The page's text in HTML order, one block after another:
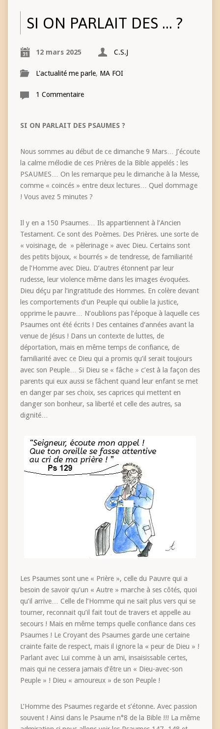
SI ON PARLAIT DES … ?
12 mars 2025 C.S.J
L'actualité me parle, MA FOI
1 Commentaire
SI ON PARLAIT DES PSAUMES ?
Nous sommes au début de ce dimanche 9 Mars… J’écoute
la calme mélodie de ces Prières de la Bible appelés : les
PSAUMES… On les remarque peu le dimanche à la Messe,
comme « coincés » entre deux lectures… Quel dommage
! Vous avez 5 minutes ?
Il y en a 150 Psaumes… Ils appartiennent à l’Ancien
Testament. Ce sont des Poèmes. Des Prières. une sorte de
« voisinage, de » pèlerinage » avec Dieu. Certains sont
des petits bijoux, « bourrés » de tendresse, de familiarité
de l’Homme avec Dieu. D’autres étonnent par leur
rudesse, leur violence même dans les images évoquées.
Dieu déçu par l’ingratitude des Hommes. En colère devant
les comportements d’un Peuple qui oublie la justice,
opprime le pauvre… N’oublions pas l’époque à laquelle ces
Psaumes ont été écrits ! Des centaines d’années avant la
venue de Jésus ! Dans un contexte de luttes, de
déportation, mais en même temps de confiance, de
familiarité avec ce Dieu qui a promis qu’il serait toujours
avec son Peuple… Si Dieu se « fâche » c’est à la façon des
parents qui eux aussi se fâchent quand leur enfant se met
en danger par ses choix, ses caprices qui mettent en
danger son bonheur, sa liberté et celle des autres, sa
dignité…
Les Psaumes sont une « Prière », celle du Pauvre qui a
besoin de savoir qu’un « Autre » marche à ses côtés, quoi
qu’il arrive… Celle de l’Homme qui ne sait plus vers qui se
tourner, reconnait qu’il fait tout de travers et appelle au
secours ! Mais en même temps quelle confiance dans ces
Psaumes ! Le Croyant des Psaumes garde une certaine
crainte faite de respect, mais il ignore la « peur de Dieu » !
Parlant avec Lui comme à un ami, insaisissable certes,
mais qui ne cessera jamais d’être un « Dieu-avec-son
Peuple » ! Dieu « amoureux » de son Peuple !
L’Homme des Psaumes regarde et s’étonne. Avec passion
souvent ! Ainsi dans le Psaume n°8 de la Bible !!! La même